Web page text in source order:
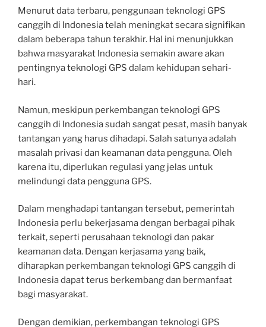
Menurut data terbaru, penggunaan teknologi GPS
canggih di Indonesia telah meningkat secara signifikan
dalam beberapa tahun terakhir. Hal ini menunjukkan
bahwa masyarakat Indonesia semakin aware akan
pentingnya teknologi GPS dalam kehidupan sehari-
hari.
Namun, meskipun perkembangan teknologi GPS
canggih di Indonesia sudah sangat pesat, masih banyak
tantangan yang harus dihadapi. Salah satunya adalah
masalah privasi dan keamanan data pengguna. Oleh
karena itu, diperlukan regulasi yang jelas untuk
melindungi data pengguna GPS.
Dalam menghadapi tantangan tersebut, pemerintah
Indonesia perlu bekerjasama dengan berbagai pihak
terkait, seperti perusahaan teknologi dan pakar
keamanan data. Dengan kerjasama yang baik,
diharapkan perkembangan teknologi GPS canggih di
Indonesia dapat terus berkembang dan bermanfaat
bagi masyarakat.
Dengan demikian, perkembangan teknologi GPS